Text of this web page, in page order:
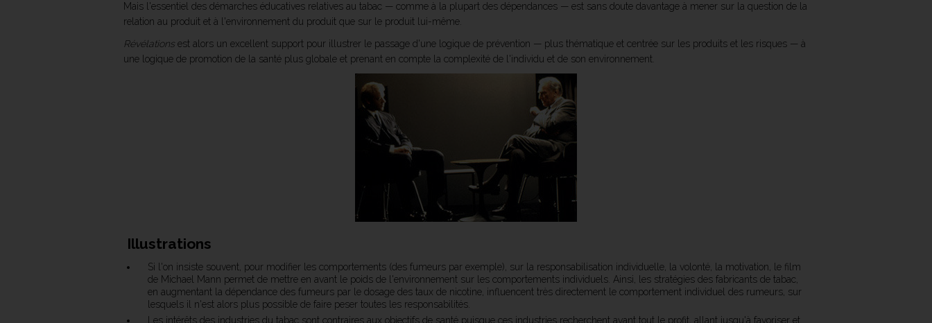
Mais l'essentiel des démarches éducatives relatives au tabac — comme à la plupart des dépendances — est sans doute davantage à mener sur la question de la
relation au produit et à l'environnement du produit que sur le produit lui-même.
Révélations est alors un excellent support pour illustrer le passage d'une logique de prévention — plus thématique et centrée sur les produits et les risques — à
une logique de promotion de la santé plus globale et prenant en compte la complexité de l'individu et de son environnement.
Illustrations
Si l'on insiste souvent, pour modifier les comportements (des fumeurs par exemple), sur la responsabilisation individuelle, la volonté, la motivation, le film
de Michael Mann permet de mettre en avant le poids de l'environnement sur les comportements individuels. Ainsi, les stratégies des fabricants de tabac,
en augmentant la dépendance des fumeurs par le dosage des taux de nicotine, influencent très directement le comportement individuel des rumeurs, sur
lesquels il n'est alors plus possible de faire peser toutes les responsabilités.
Les intérêts des industries du tabac sont contraires aux objectifs de santé puisque ces industries recherchent avant tout le profit, allant jusqu'à favoriser et